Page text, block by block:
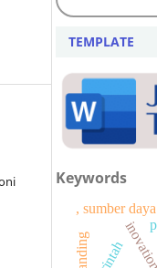
TEMPLATE
Keywords
, sumber
branding